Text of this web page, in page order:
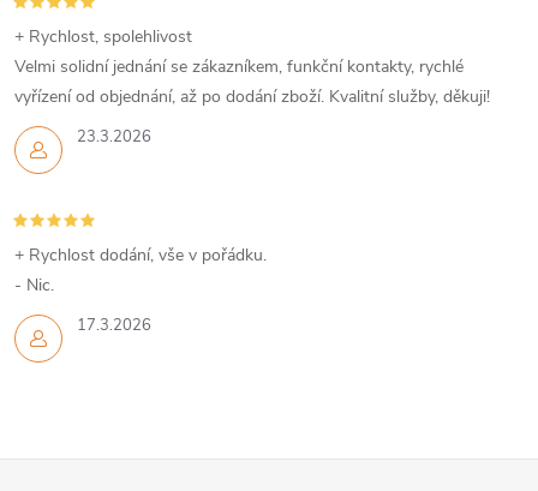
23.3.2026
+ Rychlost, spolehlivost
Velmi solidní jednání se zákazníkem, funkční kontakty, rychlé
vyřízení od objednání, až po dodání zboží. Kvalitní služby, děkuji!
17.3.2026
+ Rychlost dodání, vše v pořádku.
- Nic.